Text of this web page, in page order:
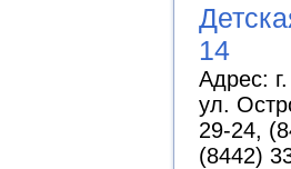
14
Адрес:
ул.
29-24,
(8442)